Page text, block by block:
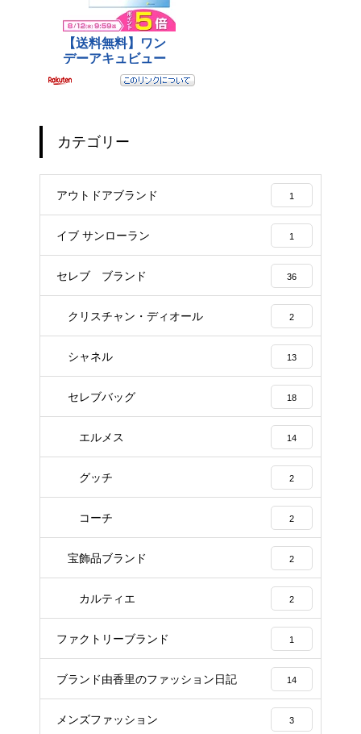
カテゴリー
アウトドアブランド 1
イブ サンローラン 1
セレブ ブランド 36
クリスチャン・ディオール 2
シャネル 13
セレブバッグ 18
エルメス 14
グッチ 2
コーチ 2
宝飾品ブランド 2
カルティエ 2
ファクトリーブランド 1
ブランド由香里のファッション日記 14
メンズファッション 3